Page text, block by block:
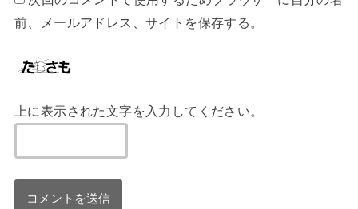
前、メールアドレス、サイトを保存する。
上に表示された文字を入力してください。